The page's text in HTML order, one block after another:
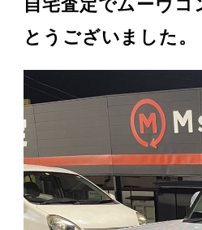
自宅査定でムーヴ
とうございました。